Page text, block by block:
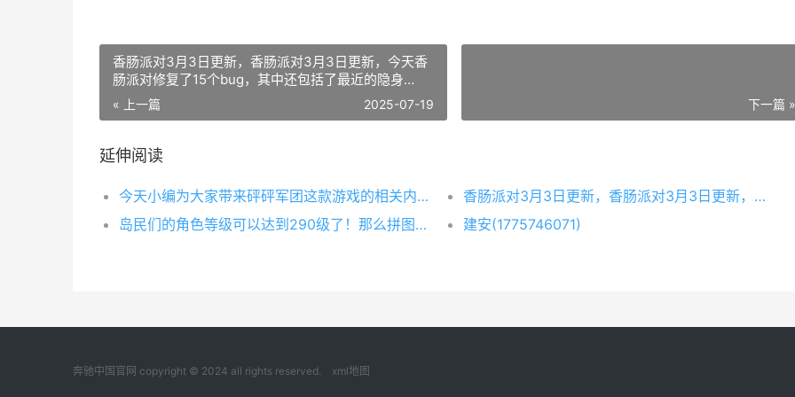
香肠派对3月3日更新，香肠派对3月3日更新，今天香
肠派对修复了15个bug，其中还包括了最近的隐身
bug。那么究竟修复了哪些内容呢？下面快跟随九游小
编一起来看看吧。
« 上一篇 2025-07-19 下一篇 »
延伸阅读
今天小编为大家带来砰砰军团这款游戏的相关内容了，感兴趣的小伙伴们一起看看吧，更多手游攻略请关注本站！
香肠派对3月3日更新，香肠派对3月3日更新，今天香肠派对修复了15个bug，其中还包括了最近的隐身bug。那么究竟修复了哪些内容呢？下面快跟随九游小编一起来看看吧。
岛民们的角色等级可以达到290级了！那么拼图属性上限也会随着等级提升而变化~
建安(1775746071)
奔驰中国官网 copyright © 2024 all rights reserved. xml地图